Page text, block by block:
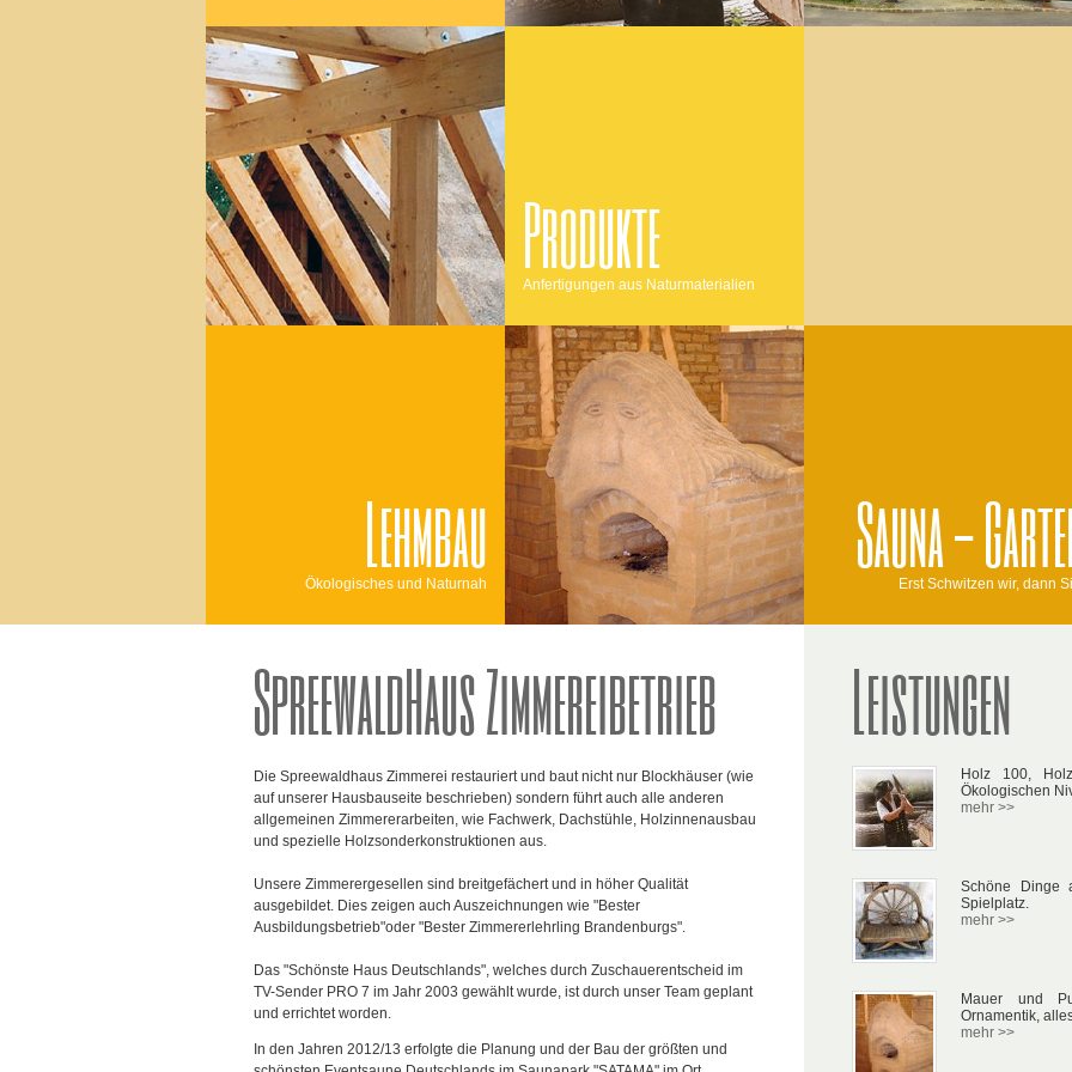
Sauna -
Erst Schwitzen wir, dann
Produkte
Anfertigungen aus Naturmaterialien
Lehmbau
Ökologisches und Naturnah
SpreewaldHaus Zimmereibetrieb
Die Spreewaldhaus Zimmerei restauriert und baut nicht nur Blockhäuser (wie
auf unserer Hausbauseite beschrieben) sondern führt auch alle anderen
allgemeinen Zimmererarbeiten, wie Fachwerk, Dachstühle, Holzinnenausbau
und spezielle Holzsonderkonstruktionen aus.
Unsere Zimmerergesellen sind breitgefächert und in höher Qualität
ausgebildet. Dies zeigen auch Auszeichnungen wie "Bester
Ausbildungsbetrieb"oder "Bester Zimmererlehrling Brandenburgs".
Das "Schönste Haus Deutschlands", welches durch Zuschauerentscheid im
TV-Sender PRO 7 im Jahr 2003 gewählt wurde, ist durch unser Team geplant
und errichtet worden.
In den Jahren 2012/13 erfolgte die Planung und der Bau der größten und
Leistungen
Holz 100,
Ökologischen
mehr >>
Schöne Dinge
Spielplatz.
mehr >>
Mauer und
Ornamentik,
mehr >>